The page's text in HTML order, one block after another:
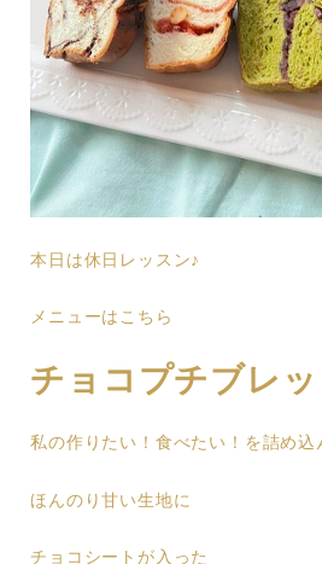
本日は休日レッスン♪
メニューはこちら
チョコプチブレッ
私の作りたい！食べたい！を詰め込
ほんのり甘い生地に
チョコシートが入った